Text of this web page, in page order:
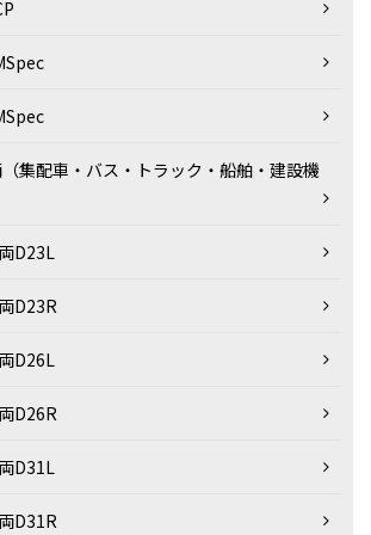
集配車・バス・トラック・船舶・建設機
D23L
D23R
D26L
D26R
D31L
D31R